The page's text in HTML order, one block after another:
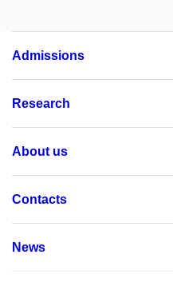
Admissions
Research
About us
Contacts
News